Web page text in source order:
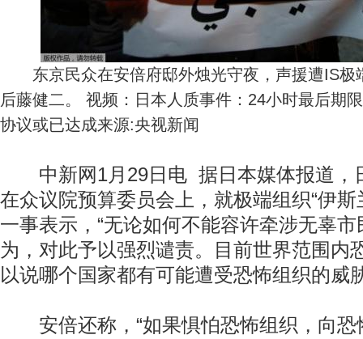
东京民众在安倍府邸外烛光守夜，声援遭IS极
后藤健二。 视频：日本人质事件：24小时最后期
协议或已达成来源:央视新闻
中新网1月29日电 据日本媒体报道，
在众议院预算委员会上，就极端组织“伊斯
一事表示，“无论如何不能容许牵涉无辜
为，对此予以强烈谴责。目前世界范围内
以说哪个国家都有可能遭受恐怖组织的威
安倍还称，“如果惧怕恐怖组织，向恐